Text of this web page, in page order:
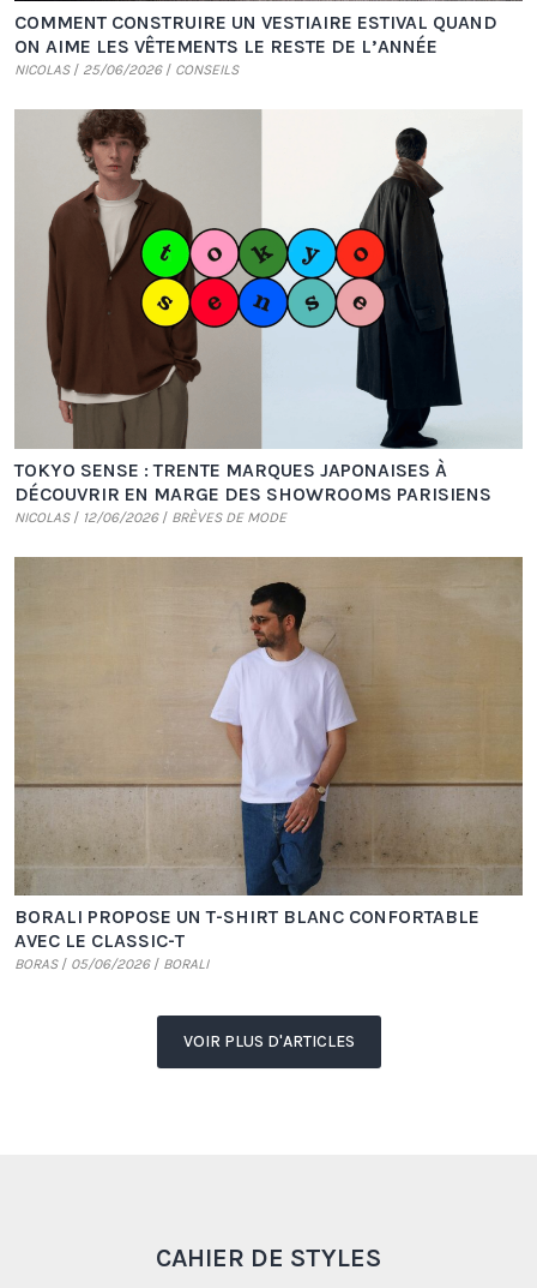
COMMENT CONSTRUIRE UN VESTIAIRE ESTIVAL QUAND
ON AIME LES VÊTEMENTS LE RESTE DE L’ANNÉE
NICOLAS 25/06/2026 CONSEILS
TOKYO SENSE : TRENTE MARQUES JAPONAISES À
DÉCOUVRIR EN MARGE DES SHOWROOMS PARISIENS
NICOLAS 12/06/2026 BRÈVES DE MODE
BORALI PROPOSE UN T-SHIRT BLANC CONFORTABLE
AVEC LE CLASSIC-T
BORAS 05/06/2026 BORALI
VOIR PLUS D'ARTICLES
CAHIER DE STYLES